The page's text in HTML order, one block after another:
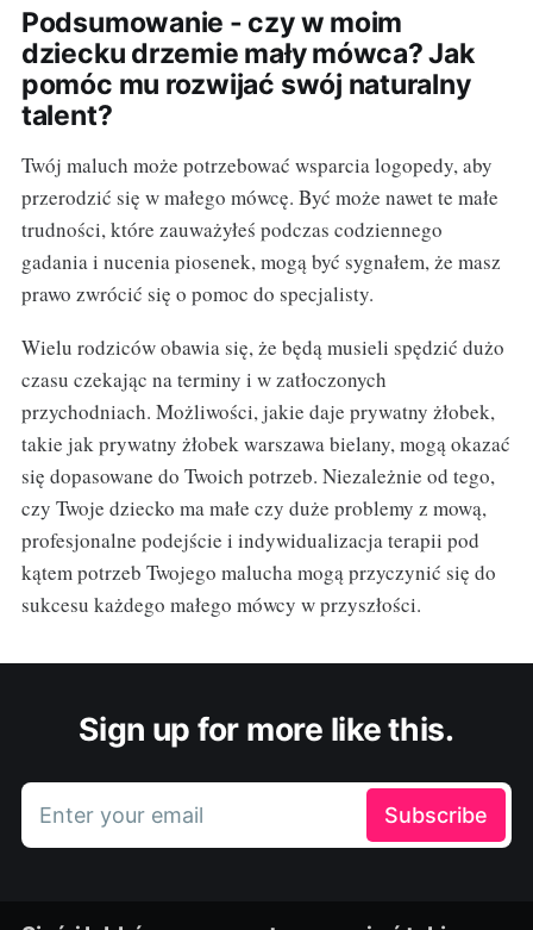
Podsumowanie - czy w moim
dziecku drzemie mały mówca? Jak
pomóc mu rozwijać swój naturalny
talent?
Twój maluch może potrzebować wsparcia logopedy, aby
przerodzić się w małego mówcę. Być może nawet te małe
trudności, które zauważyłeś podczas codziennego
gadania i nucenia piosenek, mogą być sygnałem, że masz
prawo zwrócić się o pomoc do specjalisty.
Wielu rodziców obawia się, że będą musieli spędzić dużo
czasu czekając na terminy i w zatłoczonych
przychodniach. Możliwości, jakie daje prywatny żłobek,
takie jak prywatny żłobek warszawa bielany, mogą okazać
się dopasowane do Twoich potrzeb. Niezależnie od tego,
czy Twoje dziecko ma małe czy duże problemy z mową,
profesjonalne podejście i indywidualizacja terapii pod
kątem potrzeb Twojego malucha mogą przyczynić się do
sukcesu każdego małego mówcy w przyszłości.
Sign up for more like this.
Enter your email Subscribe